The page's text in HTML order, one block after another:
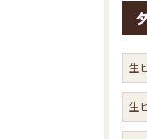
生
生